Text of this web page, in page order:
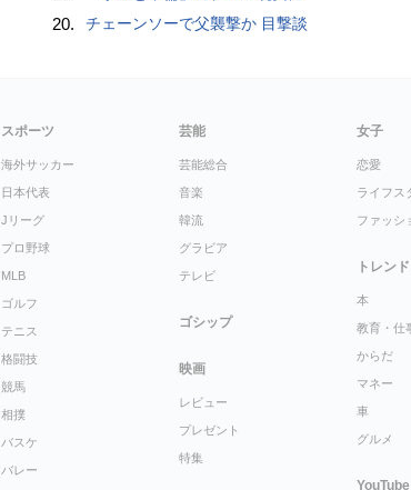
20. チェーンソーで父襲撃か 目撃談
スポーツ
海外サッカー
日本代表
Jリーグ
プロ野球
MLB
ゴルフ
テニス
格闘技
競馬
相撲
バスケ
バレー
芸能
芸能総合
音楽
韓流
グラビア
テレビ
ゴシップ
映画
レビュー
プレゼント
特集
女子
恋愛
ライフス
ファッシ
トレンド
本
教育・仕
からだ
マネー
車
グルメ
YouTube